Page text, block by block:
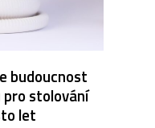
budoucnost
stolování
let